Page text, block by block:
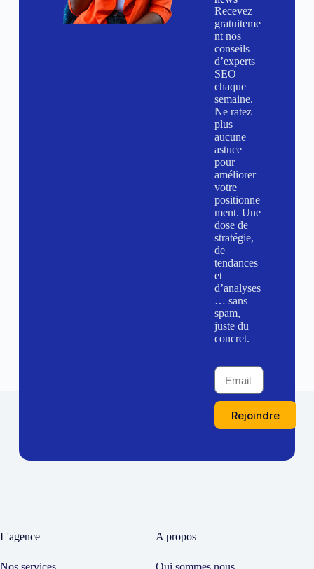
Recevez
gratuiteme
nt nos
conseils
d’experts
SEO
chaque
semaine.
Ne ratez
plus
aucune
astuce
pour
améliorer
votre
positionne
ment. Une
dose de
stratégie,
de
tendances
et
d’analyses
… sans
spam,
juste du
concret.
Rejoindre
L'agence A propos